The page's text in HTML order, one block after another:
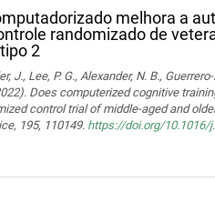
melhora a
randomizado de
2
J., Lee, P. G., Alexander, N. B.,
Does computerized cognitive
control trial of middle-aged and
195, 110149. https://doi.org/10.1016/